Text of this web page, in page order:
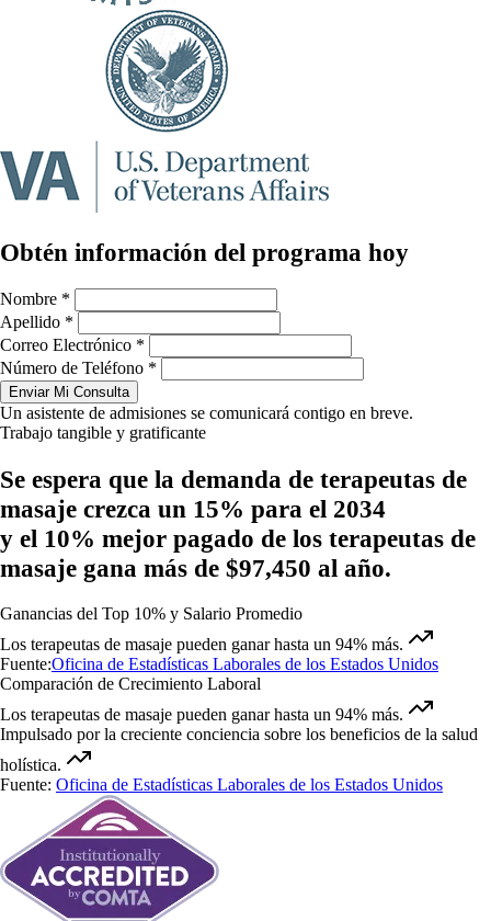
Obtén información del programa hoy
Nombre *
Apellido *
Correo Electrónico *
Número de Teléfono *
Enviar Mi Consulta
Un asistente de admisiones se comunicará contigo en breve.
Trabajo tangible y gratificante
Se espera que la demanda de terapeutas de
masaje crezca un 15% para el 2034
y el 10% mejor pagado de los terapeutas de
masaje gana más de $97,450 al año.
Ganancias del Top 10% y Salario Promedio
Los terapeutas de masaje pueden ganar hasta un 94% más.
Fuente:Oficina de Estadísticas Laborales de los Estados Unidos
Comparación de Crecimiento Laboral
Los terapeutas de masaje pueden ganar hasta un 94% más.
Impulsado por la creciente conciencia sobre los beneficios de la salud
holística.
Fuente: Oficina de Estadísticas Laborales de los Estados Unidos